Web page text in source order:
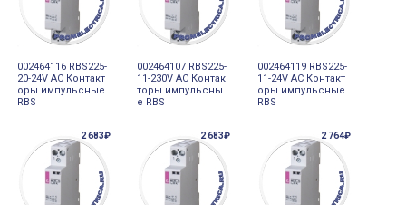
002464116 RBS225-
20-24V AC Контакт
оры импульсные
RBS
002464107 RBS225-
11-230V AC Контак
торы импульсны
е RBS
002464119 RBS225-
11-24V AC Контакт
оры импульсные
RBS
2 683₽ 2 683₽ 2 764₽